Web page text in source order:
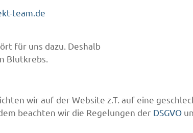
team.de
für uns dazu. Deshalb
Blutkrebs.
wir auf der Website z.T. auf eine
beachten wir die Regelungen der DSGVO